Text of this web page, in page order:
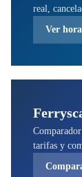
real,
Ver
tarifas y